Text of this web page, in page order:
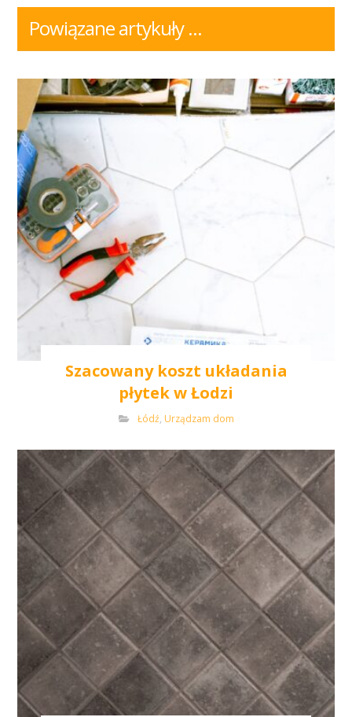
Powiązane artykuły ...
Szacowany koszt układania
płytek w Łodzi
Łódź, Urządzam dom